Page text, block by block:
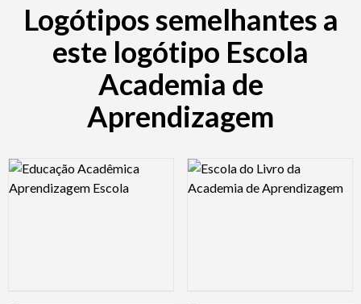
Logótipos semelhantes a
este logótipo Escola
Academia de
Aprendizagem
Logo Preview Image Logo Preview Image